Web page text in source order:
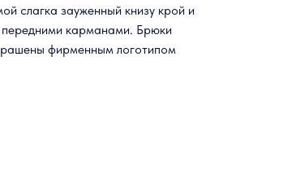
слагка зауженный книзу крой и
карманами. Брюки
фирменным логотипом